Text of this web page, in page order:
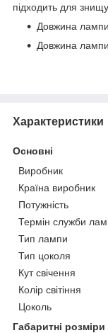
підходить для
Довжина
Довжина
Характеристики
Основні
Виробник
Країна виробник
Потужність
Термін служби
Тип лампи
Тип цоколя
Кут свічення
Колір світіння
Цоколь
Габаритні розміри